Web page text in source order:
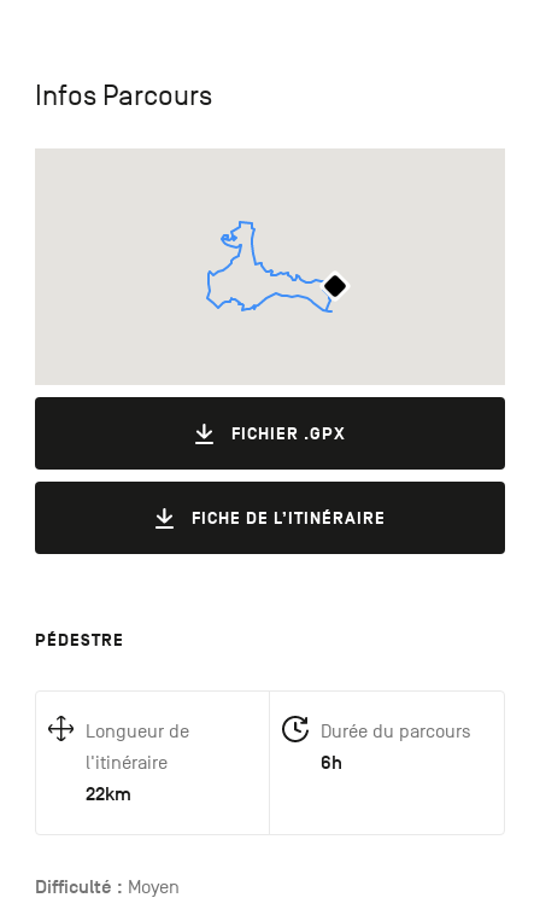
Infos Parcours
FICHIER .GPX
FICHE DE L’ITINÉRAIRE
PÉDESTRE
Longueur de
l'itinéraire
22km
Durée du parcours
6h
Difficulté : Moyen